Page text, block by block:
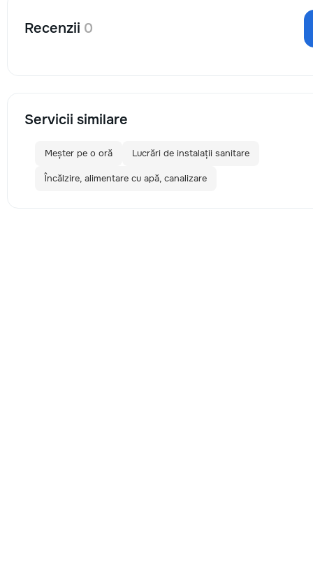
Recenzii 0
Servicii similare
Meșter pe o oră Lucrări de instalații sanitare
Încălzire, alimentare cu apă, canalizare